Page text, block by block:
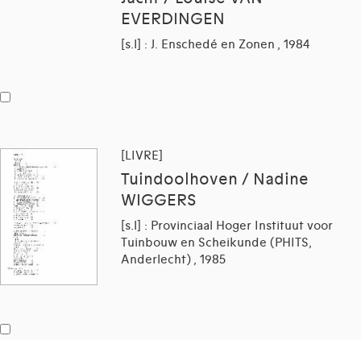
EVERDINGEN
[s.l] : J. Enschedé en Zonen , 1984
[LIVRE]
Tuindoolhoven / Nadine
WIGGERS
[s.l] : Provinciaal Hoger Instituut voor
Tuinbouw en Scheikunde (PHITS,
Anderlecht) , 1985